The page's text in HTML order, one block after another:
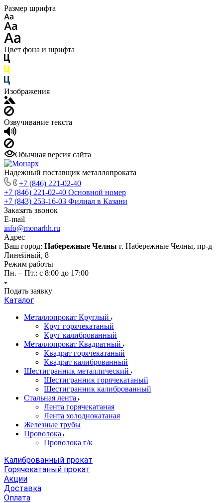
Размер шрифта
Цвет фона и шрифта
Изображения
Озвучивание текста
Обычная версия сайта
Надежный поставщик металлопроката
+7 (846) 221-02-40
+7 (846) 221-02-40 Основной номер
+7 (843) 253-16-03 Филиал в Казани
Заказать звонок
E-mail
info@monarhh.ru
Адрес
Ваш город: Набережные Челны г. Набережные Челны, пр-д
Линейный, 8
Режим работы
Пн. – Пт.: с 8:00 до 17:00
Подать заявку
Каталог
Металлопрокат Круглый
Круг горячекатаный
Круг калиброванный
Металлопрокат Квадратный
Квадрат горячекатаный
Квадрат калиброванный
Шестигранник металлический
Шестигранник горячекатаный
Шестигранник калиброванный
Стальная лента
Лента горячекатаная
Лента холоднокатаная
Железные трубы
Проволока
Проволока г/к
Калиброванный прокат
Горячекатаный прокат
Акции
Доставка
Оплата